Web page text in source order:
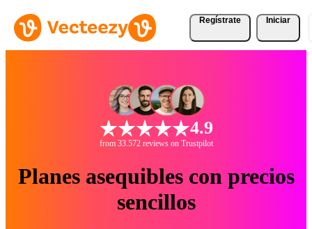
Regístrate Iniciar
4.9
from 33.572 reviews on Trustpilot
Planes asequibles con precios
sencillos